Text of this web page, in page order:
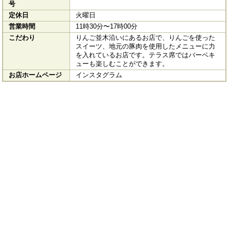
号
定休日
火曜日
営業時間
11時30分〜17時00分
こだわり
りんご並木沿いにあるお店で、りんごを使った
スイーツ、地元の豚肉を使用したメニューに力
を入れているお店です。テラス席ではバーベキ
ューも楽しむことができます。
お店ホームページ
インスタグラム